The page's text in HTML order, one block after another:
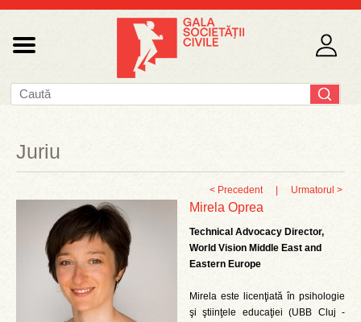
Juriu
< Precedent Urmatorul >
Mirela Oprea
Technical Advocacy Director,
World Vision Middle East and
Eastern Europe
Mirela este licenţiată în psihologie
şi ştiinţele educaţiei (UBB Cluj -